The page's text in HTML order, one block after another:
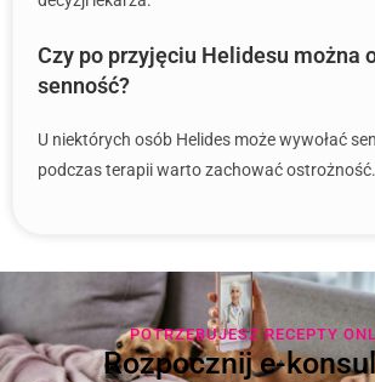
Czy po przyjęciu Helidesu można
senność?
U niektórych osób Helides może wywołać
podczas terapii warto zachować ostrożność.
POTRZEBUJESZ RECEPTY
Rozpocznij e-